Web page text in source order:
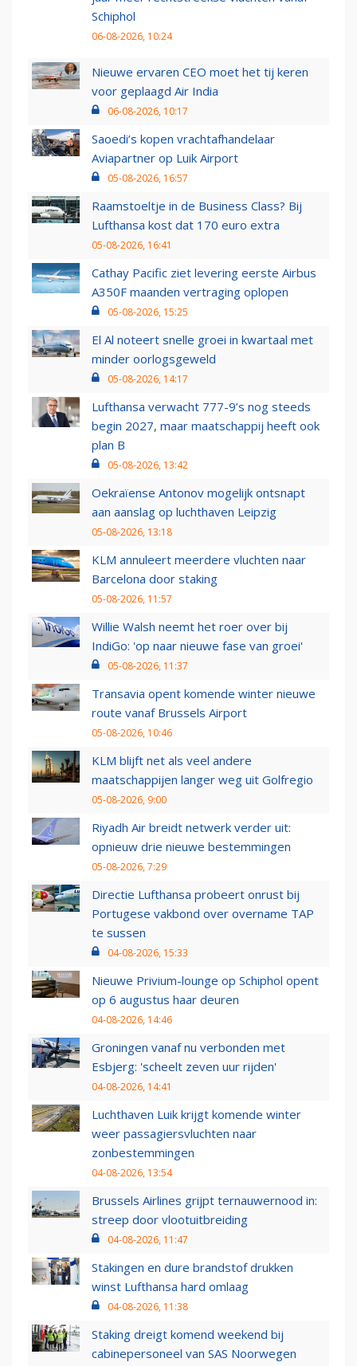
Schiphol
06-08-2026, 10:24
Nieuwe ervaren CEO moet het tij keren
voor geplaagd Air India
06-08-2026, 10:17
Saoedi’s kopen vrachtafhandelaar
Aviapartner op Luik Airport
05-08-2026, 16:57
Raamstoeltje in de Business Class? Bij
Lufthansa kost dat 170 euro extra
05-08-2026, 16:41
Cathay Pacific ziet levering eerste Airbus
A350F maanden vertraging oplopen
05-08-2026, 15:25
El Al noteert snelle groei in kwartaal met
minder oorlogsgeweld
05-08-2026, 14:17
Lufthansa verwacht 777-9’s nog steeds
begin 2027, maar maatschappij heeft ook
plan B
05-08-2026, 13:42
Oekraïense Antonov mogelijk ontsnapt
aan aanslag op luchthaven Leipzig
05-08-2026, 13:18
KLM annuleert meerdere vluchten naar
Barcelona door staking
05-08-2026, 11:57
Willie Walsh neemt het roer over bij
IndiGo: 'op naar nieuwe fase van groei'
05-08-2026, 11:37
Transavia opent komende winter nieuwe
route vanaf Brussels Airport
05-08-2026, 10:46
KLM blijft net als veel andere
maatschappijen langer weg uit Golfregio
05-08-2026, 9:00
Riyadh Air breidt netwerk verder uit:
opnieuw drie nieuwe bestemmingen
05-08-2026, 7:29
Directie Lufthansa probeert onrust bij
Portugese vakbond over overname TAP
te sussen
04-08-2026, 15:33
Nieuwe Privium-lounge op Schiphol opent
op 6 augustus haar deuren
04-08-2026, 14:46
Groningen vanaf nu verbonden met
Esbjerg: 'scheelt zeven uur rijden'
04-08-2026, 14:41
Luchthaven Luik krijgt komende winter
weer passagiersvluchten naar
zonbestemmingen
04-08-2026, 13:54
Brussels Airlines grijpt ternauwernood in:
streep door vlootuitbreiding
04-08-2026, 11:47
Stakingen en dure brandstof drukken
winst Lufthansa hard omlaag
04-08-2026, 11:38
Staking dreigt komend weekend bij
cabinepersoneel van SAS Noorwegen